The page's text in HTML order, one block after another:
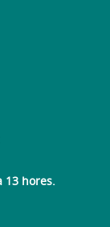
13 hores.